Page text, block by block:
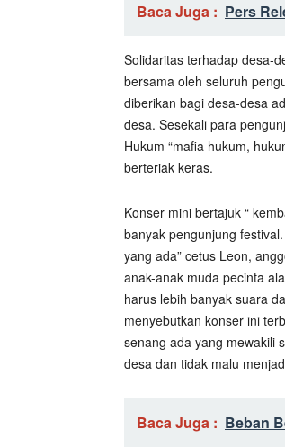
Baca Juga : Pers
Solidaritas terhadap desa-
bersama oleh seluruh
diberikan bagi desa-desa
desa. Sesekali para
Hukum “mafia hukum,
berteriak keras.
Konser mini bertajuk “
banyak pengunjung
yang ada” cetus Leon,
anak-anak muda pecinta
harus lebih banyak suara
menyebutkan konser ini
senang ada yang mewakili
desa dan tidak malu
Baca Juga : Beban